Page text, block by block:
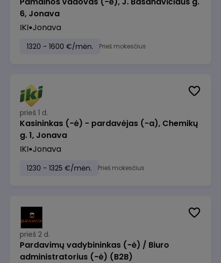
6, Jonava
IKI Jonava
1320 - 1600 €/mėn. Prieš mokesčius
prieš 1 d.
Kasininkas (-ė) - pardavėjas (-a), Chemikų
g. 1, Jonava
IKI Jonava
1230 - 1325 €/mėn. Prieš mokesčius
prieš 2 d.
Pardavimų vadybininkas (-ė) / Biuro
administratorius (-ė) (B2B)